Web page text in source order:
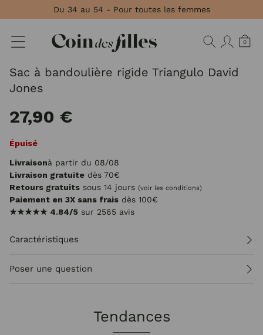
Du 34 au 54 - Pour toutes les femmes
0
Sac à bandoulière rigide Triangulo David
Jones
27,90 €
Épuisé
Livraisonà partir du 08/08
Livraison gratuite dès 70€
Retours gratuits sous 14 jours (voir les conditions)
Paiement en 3X sans frais dès 100€
★★★★★ 4.84/5 sur 2565 avis
Caractéristiques
Poser une question
Tendances
Panneau de gestion des cookies